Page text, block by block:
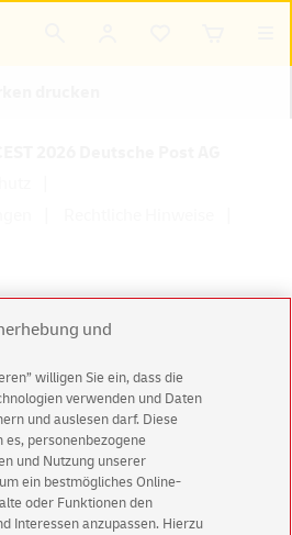
und
willigen Sie ein, dass die
verwenden und Daten
und auslesen darf. Diese
es, personenbezogene
und Nutzung unserer
ein bestmögliches Online-
oder Funktionen den
Interessen anzupassen. Hierzu